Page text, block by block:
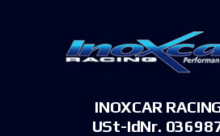
INOXCAR
USt-IdNr.